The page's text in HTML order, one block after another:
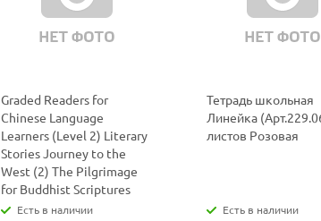
Graded Readers for
Chinese Language
Learners (Level 2) Literary
Stories Journey to the
West (2) The Pilgrimage
for Buddhist Scriptures
Есть в наличии
Тетрадь школьная
Линейка
листов Розовая
Есть в наличии